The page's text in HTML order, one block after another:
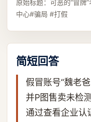
原始标题： 可恶的“冒牌
中心#骗局 #打假
简短回答
假冒账号“魏老
并P图售卖未检
通过查看企业认